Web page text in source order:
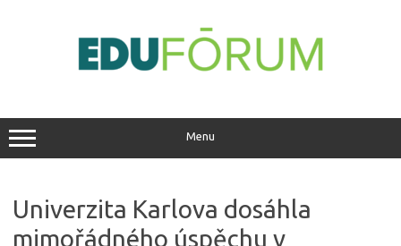
Menu
Univerzita Karlova dosáhla
mimořádného úspěchu v